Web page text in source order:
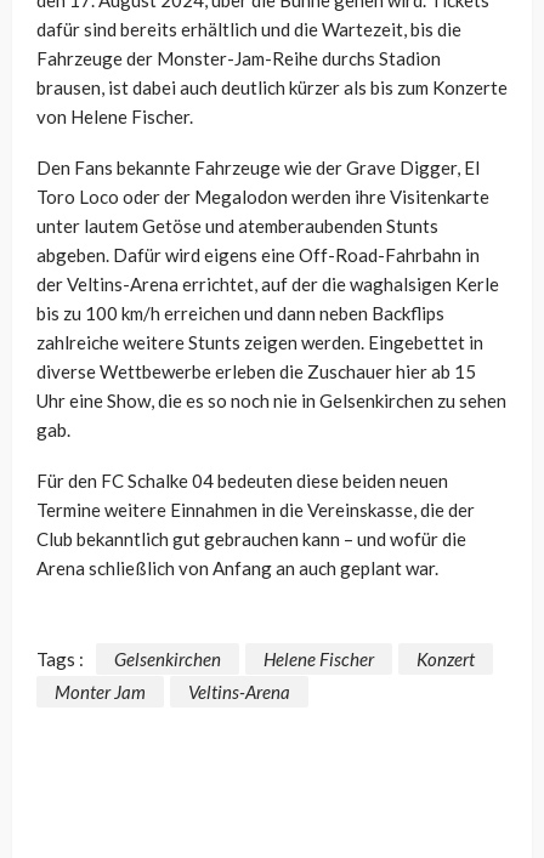
dafür sind bereits erhältlich und die Wartezeit, bis die
Fahrzeuge der Monster-Jam-Reihe durchs Stadion
brausen, ist dabei auch deutlich kürzer als bis zum Konzerte
von Helene Fischer.
Den Fans bekannte Fahrzeuge wie der Grave Digger, El
Toro Loco oder der Megalodon werden ihre Visitenkarte
unter lautem Getöse und atemberaubenden Stunts
abgeben. Dafür wird eigens eine Off-Road-Fahrbahn in
der Veltins-Arena errichtet, auf der die waghalsigen Kerle
bis zu 100 km/h erreichen und dann neben Backflips
zahlreiche weitere Stunts zeigen werden. Eingebettet in
diverse Wettbewerbe erleben die Zuschauer hier ab 15
Uhr eine Show, die es so noch nie in Gelsenkirchen zu sehen
gab.
Für den FC Schalke 04 bedeuten diese beiden neuen
Termine weitere Einnahmen in die Vereinskasse, die der
Club bekanntlich gut gebrauchen kann – und wofür die
Arena schließlich von Anfang an auch geplant war.
Tags : Gelsenkirchen Helene Fischer
Konzert
Monter Jam
Veltins-Arena